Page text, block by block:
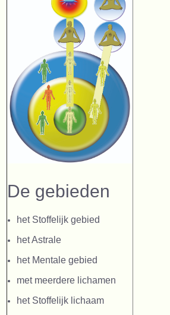
De gebieden
het Stoffelijk gebied
het Astrale
het Mentale gebied
met meerdere lichamen
het Stoffelijk lichaam